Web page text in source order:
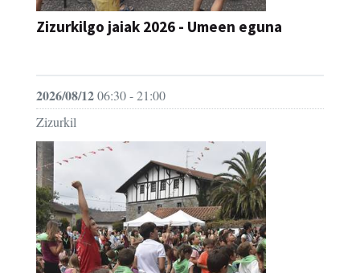
Zizurkilgo jaiak 2026 - Umeen eguna
2026/08/1206:30 - 21:00
Zizurkil